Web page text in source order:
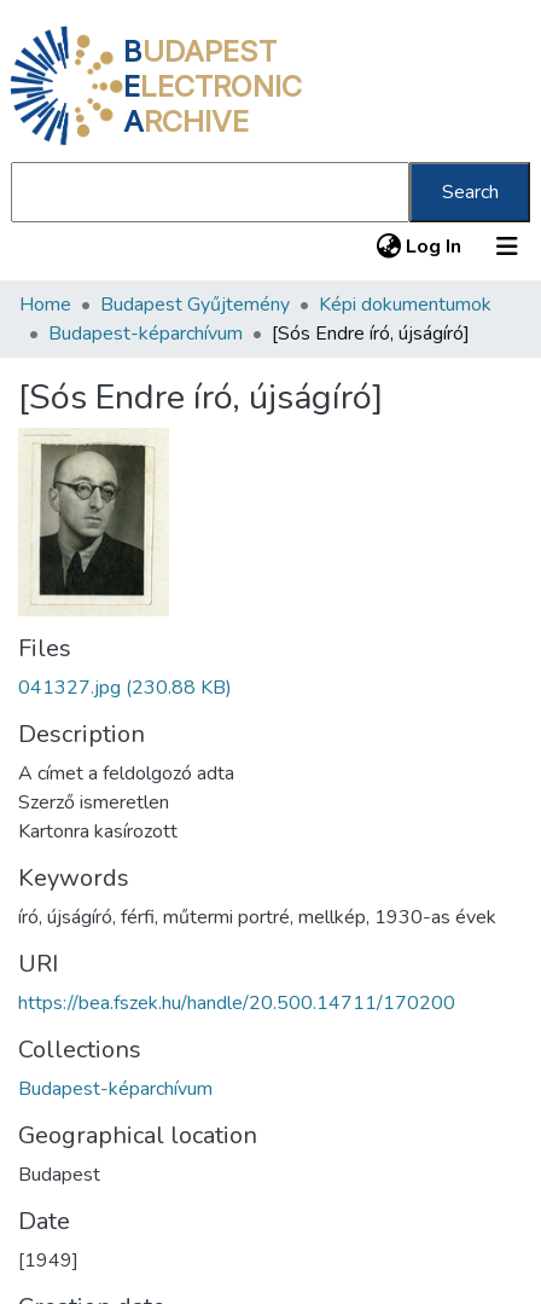
BUDAPEST
ELECTRONIC
ARCHIVE
Search
Log In (current)
Communities & Collections
Statistics
About us
Home Budapest Gyűjtemény
Képi dokumentumok
Budapest-képarchívum
[Sós Endre író, újságíró]
[Sós Endre író, újságíró]
Files
041327.jpg (230.88 KB)
Description
A címet a feldolgozó adta
Szerző ismeretlen
Kartonra kasírozott
Keywords
író, újságíró, férfi, műtermi portré, mellkép, 1930-as évek
URI
https://bea.fszek.hu/handle/20.500.14711/170200
Collections
Budapest-képarchívum
Geographical location
Budapest
Date
[1949]